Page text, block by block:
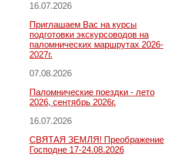
16.07.2026
Приглашаем Вас на курсы
подготовки экскурсоводов на
паломнических маршрутах 2026-
2027г.
07.08.2026
Паломнические поездки - лето
2026, сентябрь 2026г.
16.07.2026
СВЯТАЯ ЗЕМЛЯ! Преображение
Господне 17-24.08.2026